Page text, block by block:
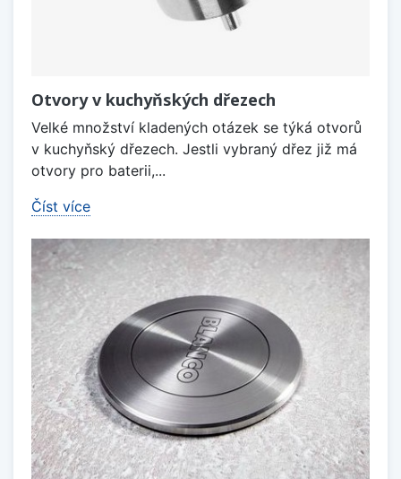
Otvory v kuchyňských dřezech
Velké množství kladených otázek se týká otvorů
v kuchyňský dřezech. Jestli vybraný dřez již má
otvory pro baterii,...
Číst více